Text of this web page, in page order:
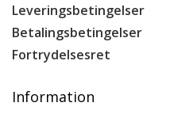
Leveringsbetingelser
Betalingsbetingelser
Fortrydelsesret
Information